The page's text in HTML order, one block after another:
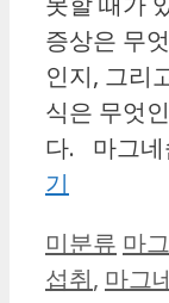
증상은 무
인지, 그리
식은 무엇
다. 마그네
기
카
테
미분류 태
그
마
섭취, 마그